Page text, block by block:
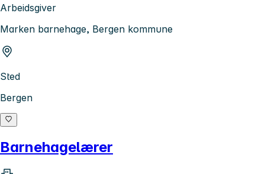
Arbeidsgiver
Marken barnehage, Bergen kommune
Sted
Bergen
Barnehagelærer